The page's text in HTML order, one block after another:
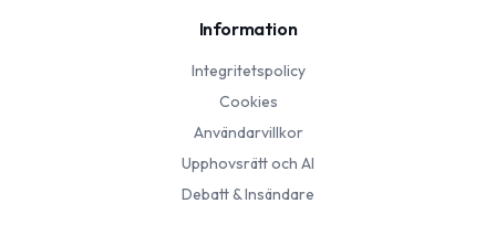
Information
Integritetspolicy
Cookies
Användarvillkor
Upphovsrätt och AI
Debatt & Insändare